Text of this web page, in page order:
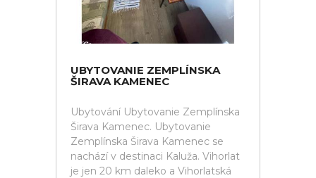
UBYTOVANIE ZEMPLÍNSKA
ŠIRAVA KAMENEC
Ubytování Ubytovanie Zemplínska
Širava Kamenec. Ubytovanie
Zemplínska Širava Kamenec se
nachází v destinaci Kaluža. Vihorlat
je jen 20 km daleko a Vihorlatská